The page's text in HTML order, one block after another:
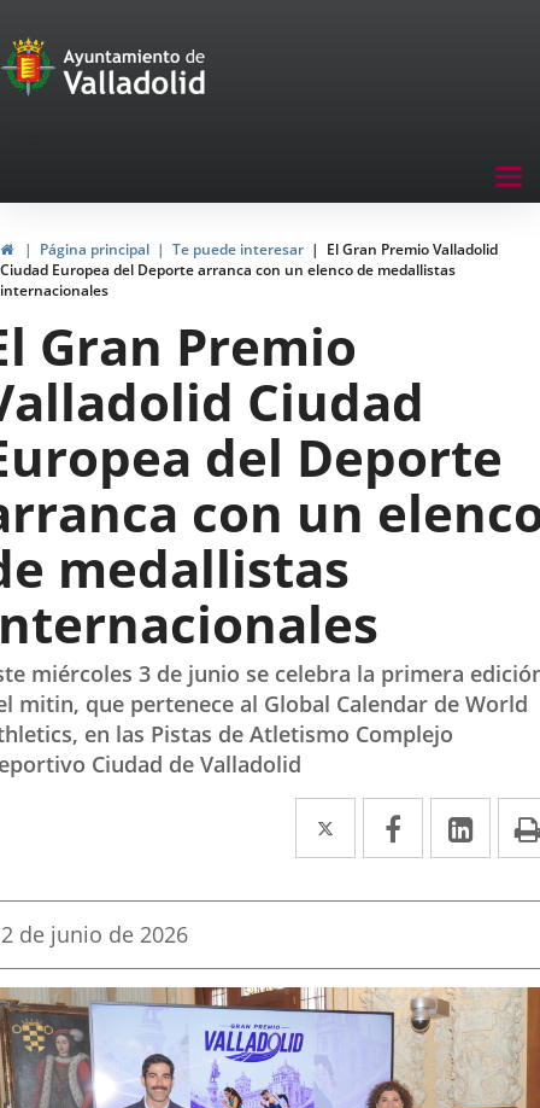
Portal
de
navegación
HomePágina principal Te puede interesar
El Gran Premio Valladolid
Ciudad Europea del Deporte arranca con un elenco de medallistas
internacionales
Gran Premio
Ciudad
del Deporte
con un
medallistas
miércoles 3 de junio se celebra la primera
mitin, que pertenece al Global Calendar de World
en las Pistas de Atletismo Complejo
Ciudad de Valladolid
Twitter
Enlace
a
una
externa.
Facebook
Enlace
a
una
externa.
a
una
Fecha
la
noticia
2 de junio de 2026